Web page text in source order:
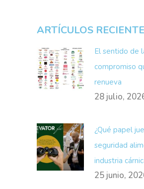
ARTÍCULOS
El sentido de
compromiso
renueva
28 julio,
¿Qué papel
seguridad
industria
25 junio,